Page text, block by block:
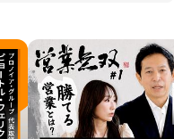
to haveは「その会社
こと」が上位にくることが
った」と思うのは、
スです。